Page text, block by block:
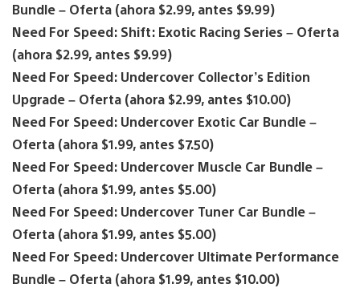
Bundle – Oferta (ahora $2.99, antes $9.99)
Need For Speed: Shift: Exotic Racing Series – Oferta
(ahora $2.99, antes $9.99)
Need For Speed: Undercover Collector’s Edition
Upgrade – Oferta (ahora $2.99, antes $10.00)
Need For Speed: Undercover Exotic Car Bundle –
Oferta (ahora $1.99, antes $7.50)
Need For Speed: Undercover Muscle Car Bundle –
Oferta (ahora $1.99, antes $5.00)
Need For Speed: Undercover Tuner Car Bundle –
Oferta (ahora $1.99, antes $5.00)
Need For Speed: Undercover Ultimate Performance
Bundle – Oferta (ahora $1.99, antes $10.00)